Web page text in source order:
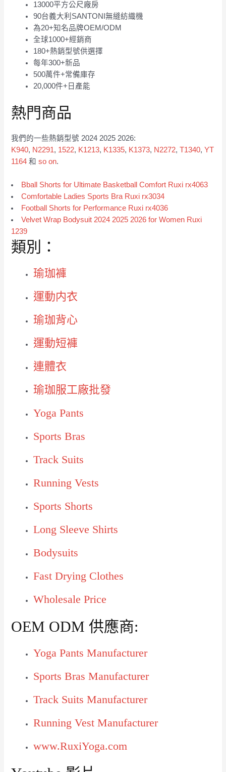
13000平方公尺廠房
90台義大利SANTONI無縫紡織機
為20+知名品牌OEM/ODM
全球1000+經銷商
180+熱銷型號供選擇
每年300+新品
500萬件+常備庫存
20,000件+日產能
熱門商品
我們的一些熱銷型號 2024 2025 2026:
K940, N2291, 1522, K1213, K1335, K1373, N2272,T1340,YT
1164 和so on.
Bball Shorts for Ultimate Basketball Comfort Ruxi rx4063
Comfortable Ladies Sports Bra Ruxi rx3034
Football Shorts for Performance Ruxi rx4036
Velvet Wrap Bodysuit 2024 2025 2026 for Women Ruxi
1239
類別：
瑜珈褲
運動内衣
瑜珈背心
運動短褲
連體衣
瑜珈服工廠批發
Yoga Pants
Sports Bras
Track Suits
Running Vests
Sports Shorts
Long Sleeve Shirts
Bodysuits
Fast Drying Clothes
Wholesale Price
OEM ODM 供應商:
Yoga Pants Manufacturer
Sports Bras Manufacturer
Track Suits Manufacturer
Running Vest Manufacturer
www.RuxiYoga.com